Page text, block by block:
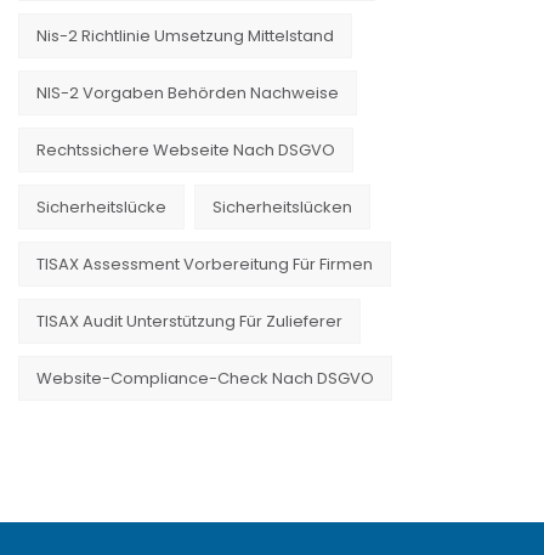
Nis-2 Richtlinie Umsetzung Mittelstand
NIS-2 Vorgaben Behörden Nachweise
Rechtssichere Webseite Nach DSGVO
Sicherheitslücke Sicherheitslücken
TISAX Assessment Vorbereitung Für Firmen
TISAX Audit Unterstützung Für Zulieferer
Website-Compliance-Check Nach DSGVO